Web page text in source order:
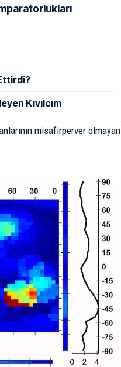
Kıvılcım
misafirperver olmayan